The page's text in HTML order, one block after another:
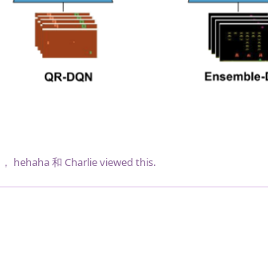
， hehaha和 Charlieviewed this.